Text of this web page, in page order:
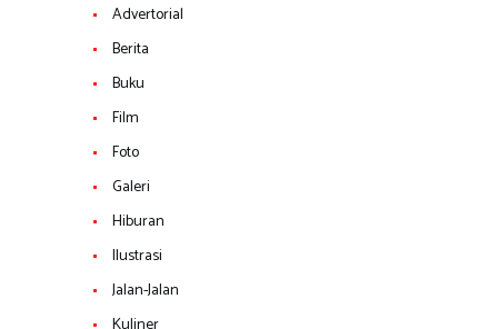
Advertorial
Berita
Buku
Film
Foto
Galeri
Hiburan
Ilustrasi
Jalan-Jalan